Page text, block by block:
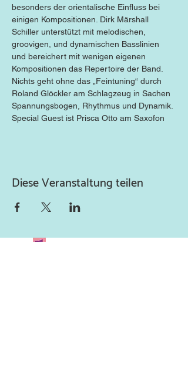
besonders der orientalische Einfluss bei
einigen Kompositionen. Dirk Märshall
Schiller unterstützt mit melodischen,
groovigen, und dynamischen Basslinien
und bereichert mit wenigen eigenen
Kompositionen das Repertoire der Band.
Nichts geht ohne das „Feintuning“ durch
Roland Glöckler am Schlagzeug in Sachen
Spannungsbogen, Rhythmus und Dynamik.
Special Guest ist Prisca Otto am Saxofon
Diese Veranstaltung teilen